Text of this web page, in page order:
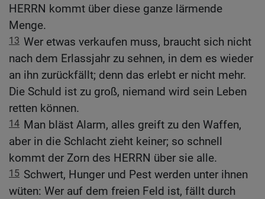
HERRN kommt über diese ganze lärmende
Menge.
13 Wer etwas verkaufen muss, braucht sich nicht
nach dem Erlassjahr zu sehnen, in dem es wieder
an ihn zurückfällt; denn das erlebt er nicht mehr.
Die Schuld ist zu groß, niemand wird sein Leben
retten können.
14 Man bläst Alarm, alles greift zu den Waffen,
aber in die Schlacht zieht keiner; so schnell
kommt der Zorn des HERRN über sie alle.
15 Schwert, Hunger und Pest werden unter ihnen
wüten: Wer auf dem freien Feld ist, fällt durch